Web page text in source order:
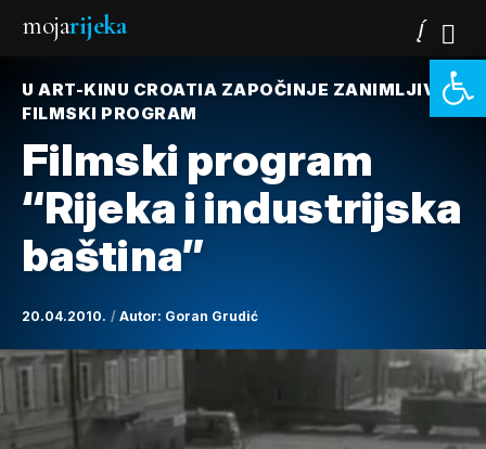
mojarijeka
U ART-KINU CROATIA ZAPOČINJE ZANIMLJIV
FILMSKI PROGRAM
Filmski program
“Rijeka i industrijska
baština”
20.04.2010. Autor: Goran Grudić